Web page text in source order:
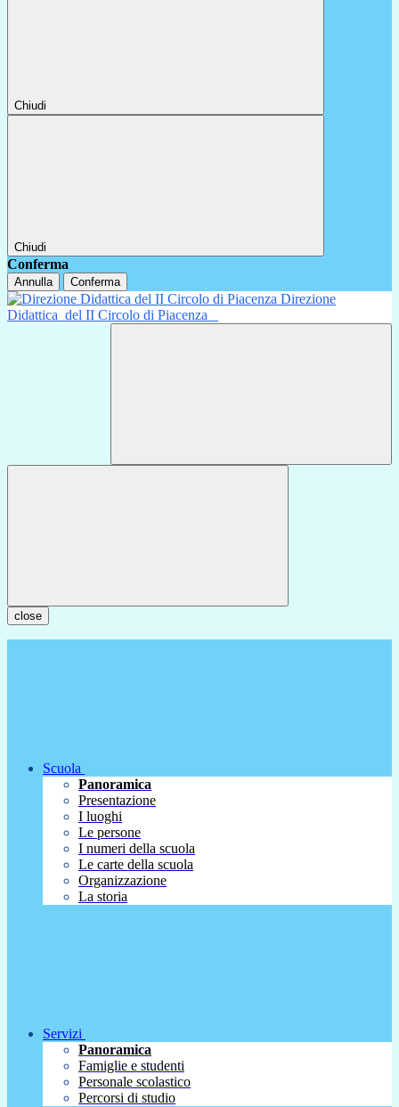
Chiudi
Chiudi
Conferma
Annulla Conferma
Direzione
Didattica del II Circolo di Piacenza
close
Scuola
Panoramica
Presentazione
I luoghi
Le persone
I numeri della scuola
Le carte della scuola
Organizzazione
La storia
Servizi
Panoramica
Famiglie e studenti
Personale scolastico
Percorsi di studio